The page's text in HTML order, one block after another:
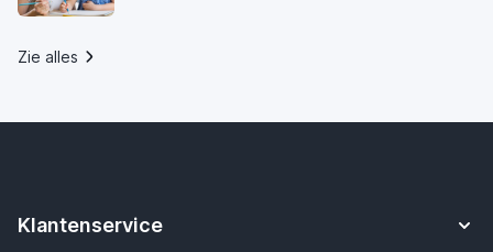
Zie alles
Klantenservice